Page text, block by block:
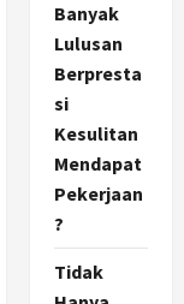
Banyak
Lulusan
Berpresta
si
Kesulitan
Mendapat
Pekerjaan
?
Tidak